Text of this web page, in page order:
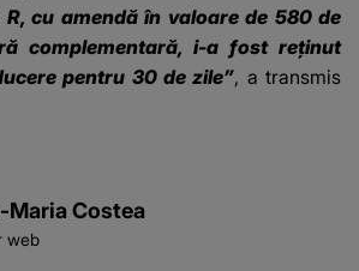
R, cu amendă în valoare de 580 de
complementară, i-a fost reținut
pentru 30 de zile”, a transmis
Maria Costea
web